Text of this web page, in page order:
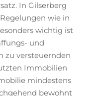
In Gilserberg
wie in
wichtig ist
und
zu versteuernden
Immobilien
mindestens
bewohnt